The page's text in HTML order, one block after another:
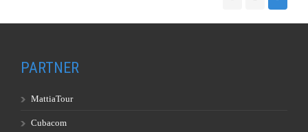
PARTNER
MattiaTour
Cubacom